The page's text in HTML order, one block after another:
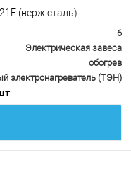
(нерж.сталь)
6
Электрическая завеса
обогрев
электронагреватель (ТЭН)